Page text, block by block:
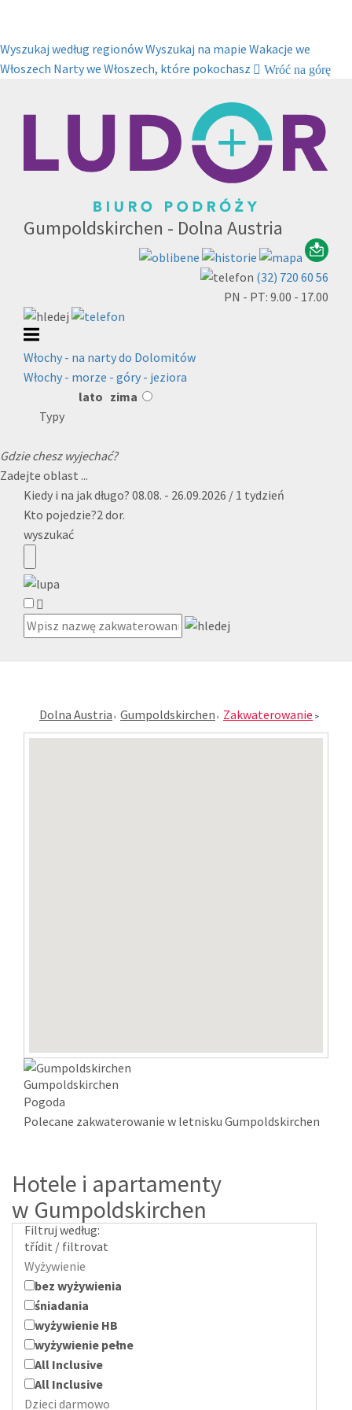
Wyszukaj według regionówWyszukaj na mapie Wakacje we
Włoszech Narty we Włoszech, które pokochasz Wróć na górę
Gumpoldskirchen - Dolna Austria
(32) 720 60 56
PN - PT: 9.00 - 17.00
Włochy - na narty do Dolomitów
Włochy - morze - góry - jeziora
lato zima
Typy
Gdzie chesz wyjechać?
Zadejte oblast ...
Kiedy i na jak długo? 08.08. - 26.09.2026 / 1 tydzień
Kto pojedzie?2 dor.
wyszukać
Dolna Austria Gumpoldskirchen Zakwaterowanie
Gumpoldskirchen
Pogoda
Polecane zakwaterowanie w letnisku Gumpoldskirchen
Hotele i apartamenty
w Gumpoldskirchen
Filtruj według:
třídit / filtrovat
Wyżywienie
bez wyżywienia
śniadania
wyżywienie HB
wyżywienie pełne
All Inclusive
All Inclusive
Dzieci darmowo